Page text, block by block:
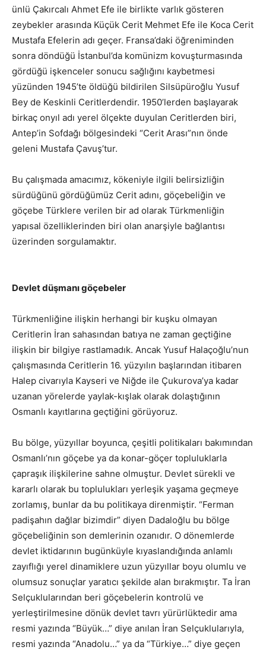
ünlü Çakırcalı Ahmet Efe ile birlikte varlık gösteren
zeybekler arasında Küçük Cerit Mehmet Efe ile Koca Cerit
Mustafa Efelerin adı geçer. Fransa’daki öğreniminden
sonra döndüğü İstanbul’da komünizm kovuşturmasında
gördüğü işkenceler sonucu sağlığını kaybetmesi
yüzünden 1945’te öldüğü bildirilen Silsüpüroğlu Yusuf
Bey de Keskinli Ceritlerdendir. 1950’lerden başlayarak
birkaç onyıl adı yerel ölçekte duyulan Ceritlerden biri,
Antep’in Sofdağı bölgesindeki “Cerit Arası”nın önde
geleni Mustafa Çavuş’tur.
Bu çalışmada amacımız, kökeniyle ilgili belirsizliğin
sürdüğünü gördüğümüz Cerit adını, göçebeliğin ve
göçebe Türklere verilen bir ad olarak Türkmenliğin
yapısal özelliklerinden biri olan anarşiyle bağlantısı
üzerinden sorgulamaktır.
Devlet düşmanı göçebeler
Türkmenliğine ilişkin herhangi bir kuşku olmayan
Ceritlerin İran sahasından batıya ne zaman geçtiğine
ilişkin bir bilgiye rastlamadık. Ancak Yusuf Halaçoğlu’nun
çalışmasında Ceritlerin 16. yüzyılın başlarından itibaren
Halep civarıyla Kayseri ve Niğde ile Çukurova’ya kadar
uzanan yörelerde yaylak-kışlak olarak dolaştığının
Osmanlı kayıtlarına geçtiğini görüyoruz.
Bu bölge, yüzyıllar boyunca, çeşitli politikaları bakımından
Osmanlı’nın göçebe ya da konar-göçer topluluklarla
çapraşık ilişkilerine sahne olmuştur. Devlet sürekli ve
kararlı olarak bu toplulukları yerleşik yaşama geçmeye
zorlamış, bunlar da bu politikaya direnmiştir. “Ferman
padişahın dağlar bizimdir” diyen Dadaloğlu bu bölge
göçebeliğinin son demlerinin ozanıdır. O dönemlerde
devlet iktidarının bugünküyle kıyaslandığında anlamlı
zayıflığı yerel dinamiklere uzun yüzyıllar boyu olumlu ve
olumsuz sonuçlar yaratıcı şekilde alan bırakmıştır. Ta İran
Selçuklularından beri göçebelerin kontrolü ve
yerleştirilmesine dönük devlet tavrı yürürlüktedir ama
resmi yazında “Büyük…” diye anılan İran Selçuklularıyla,
resmi yazında “Anadolu…” ya da “Türkiye…” diye geçen